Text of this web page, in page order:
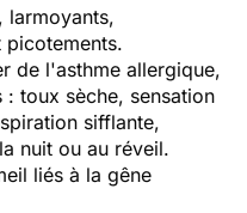
larmoyants,
picotements.
de l'asthme allergique,
: toux sèche, sensation
sifflante,
nuit ou au réveil.
liés à la gêne